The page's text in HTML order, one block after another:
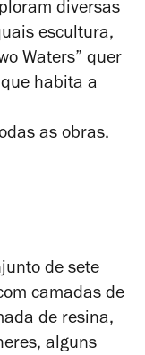
diversas
escultura,
Waters” quer
habita a
as obras.
de sete
camadas de
de resina,
alguns